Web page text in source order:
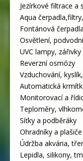
Jezírkové filtrace a
Aqua
Fontánová
Osvětlení,
UVC lampy,
Reverzní osmózy
Vzduchování,
Automatická
Monitorovací a
Teploměry,
Síťky a podběráky
Ohradníky a plašiče
Údržba akvária,
Lepidla, silikony,